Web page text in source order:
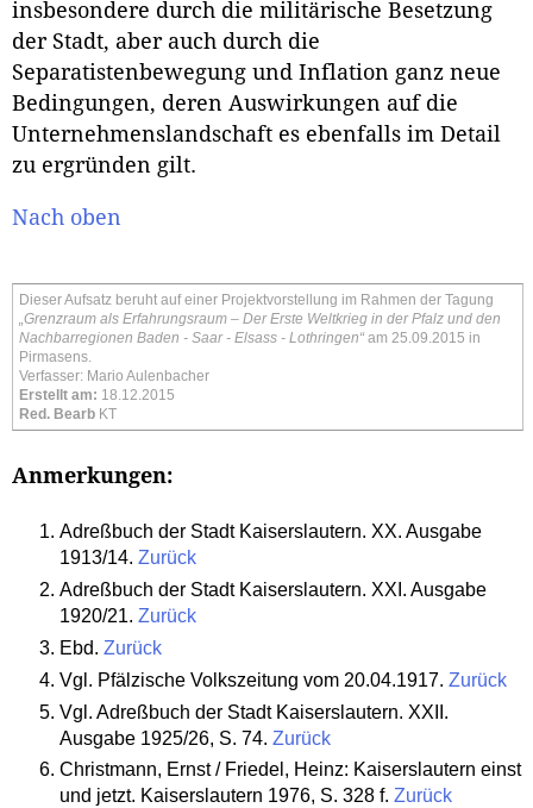
insbesondere durch die militärische Besetzung
der Stadt, aber auch durch die
Separatistenbewegung und Inflation ganz neue
Bedingungen, deren Auswirkungen auf die
Unternehmenslandschaft es ebenfalls im Detail
zu ergründen gilt.
Nach oben
Dieser Aufsatz beruht auf einer Projektvorstellung im Rahmen der Tagung
„Grenzraum als Erfahrungsraum – Der Erste Weltkrieg in der Pfalz und den
Nachbarregionen Baden - Saar - Elsass - Lothringen“ am 25.09.2015 in
Pirmasens.
Verfasser: Mario Aulenbacher
Erstellt am: 18.12.2015
Red. Bearb KT
Anmerkungen:
Adreßbuch der Stadt Kaiserslautern. XX. Ausgabe
1913/14. Zurück
Adreßbuch der Stadt Kaiserslautern. XXI. Ausgabe
1920/21. Zurück
Ebd. Zurück
Vgl. Pfälzische Volkszeitung vom 20.04.1917. Zurück
Vgl. Adreßbuch der Stadt Kaiserslautern. XXII.
Ausgabe 1925/26, S. 74. Zurück
Christmann, Ernst / Friedel, Heinz: Kaiserslautern einst
und jetzt. Kaiserslautern 1976, S. 328 f. Zurück